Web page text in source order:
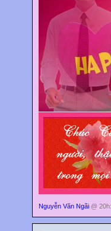
Nguyễn Văn Ngãi @